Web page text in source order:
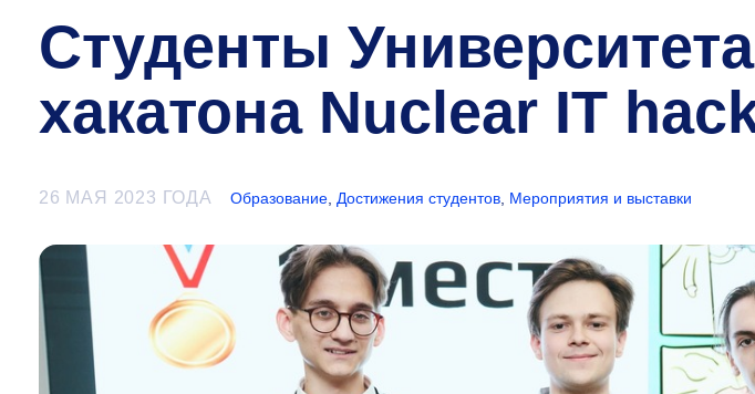
Студенты
хакатона Nuclear IT
26 МАЯ 2023 ГОДА Образование, Достижения студентов, Мероприятия и выставки